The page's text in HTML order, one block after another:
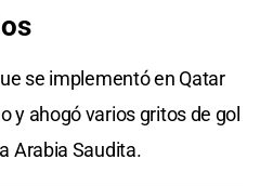
se implementó en Qatar
y ahogó varios gritos de gol
Arabia Saudita.